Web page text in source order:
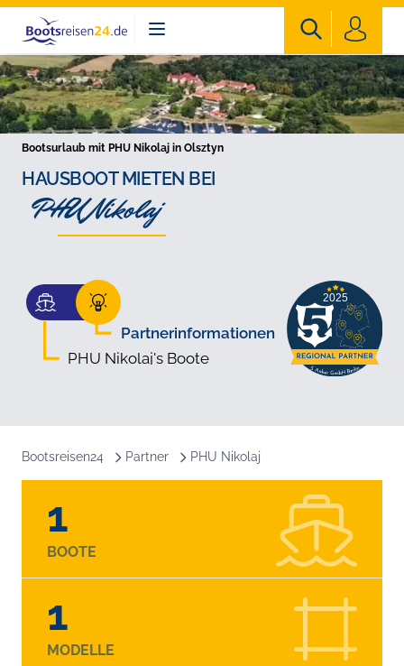
Bootsreisen24
Bootsurlaub mit PHU Nikolaj in Olsztyn
HAUSBOOT MIETEN BEI
PHU Nikolaj
Partnerinformationen
PHU Nikolaj's Boote
Bootsreisen24 Partner PHU Nikolaj
1
BOOTE
1
MODELLE